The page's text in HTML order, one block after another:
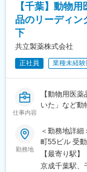
【千葉】動物
品のリーディン
下
共立製薬株式会社
正社員 業種未経験
仕事内容
【動物用医
いた」など動
■仕事内容 ：
犬や猫などの
Companion
＜営業スタイ
担当エリア内
勤務地
＜勤務地詳
町55ビル 受
事業所
【最寄り駅】
京成千葉駅、